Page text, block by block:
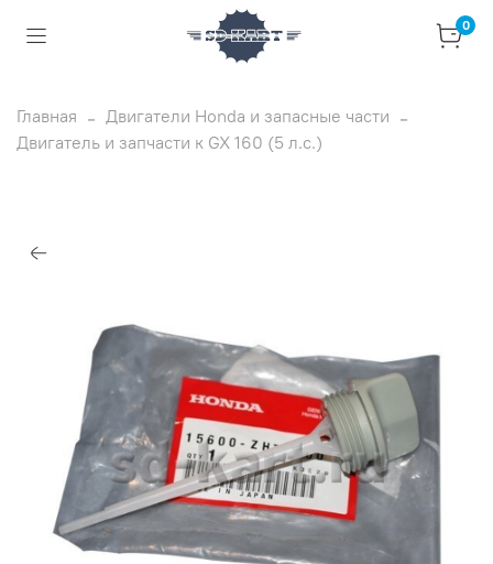
0
Главная
Двигатели Honda и запасные части
Двигатель и запчасти к GX 160 (5 л.с.)